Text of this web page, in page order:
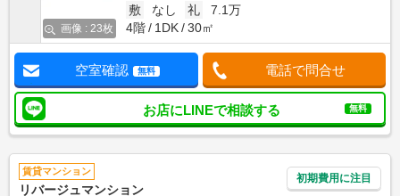
画像 : 23枚
敷
なし 礼
7.1万
4階
1DK 30㎡
空室確認 無料 電話で問合せ
お店にLINEで相談する 無料
賃貸マンション
リバージュマンション
初期費用に注目